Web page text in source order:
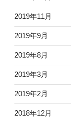
2019年11月
2019年9月
2019年8月
2019年3月
2019年2月
2018年12月